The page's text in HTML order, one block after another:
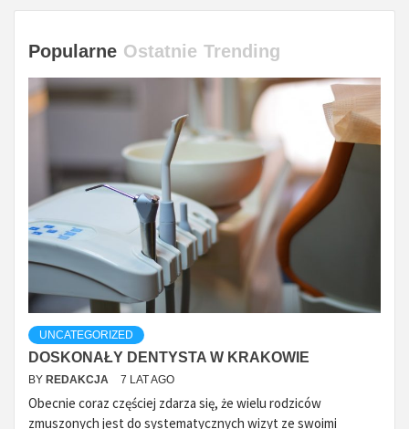
Popularne Ostatnie Trending
UNCATEGORIZED
DOSKONAŁY DENTYSTA W KRAKOWIE
BY REDAKCJA 7 LAT AGO
Obecnie coraz częściej zdarza się, że wielu rodziców
zmuszonych jest do systematycznych wizyt ze swoimi